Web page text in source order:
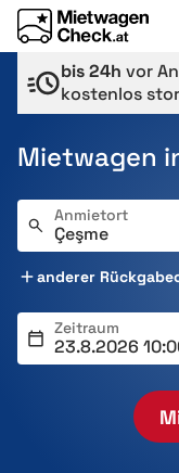
bis 24h vor
kostenlos
Mietwagen
Anmietort
anderer
Zeitraum